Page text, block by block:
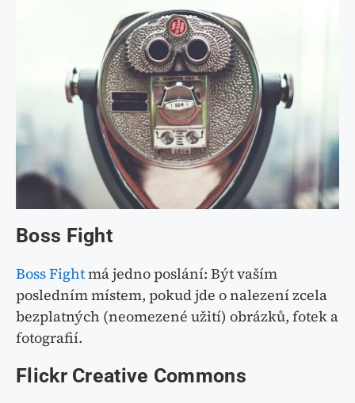
Boss Fight
Boss Fightmá jedno poslání: Být vaším
posledním místem, pokud jde o nalezení zcela
bezplatných (neomezené užití) obrázků, fotek a
fotografií.
Flickr Creative Commons